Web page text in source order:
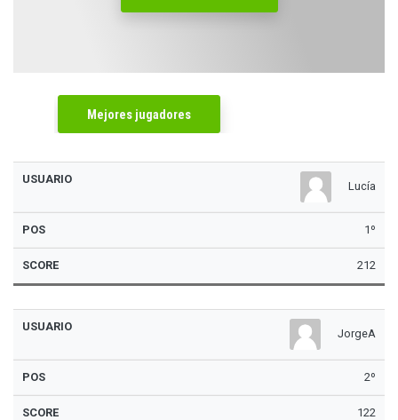
Mejores jugadores
Usuario Lucía
1º
212
JorgeA
2º
122